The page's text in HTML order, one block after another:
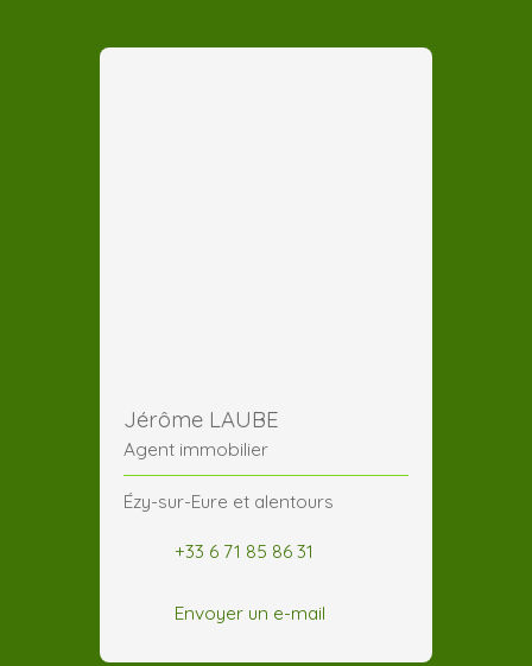
Jérôme LAUBE
Agent immobilier
Ézy-sur-Eure et alentours
+33 6 71 85 86 31
Envoyer un e-mail